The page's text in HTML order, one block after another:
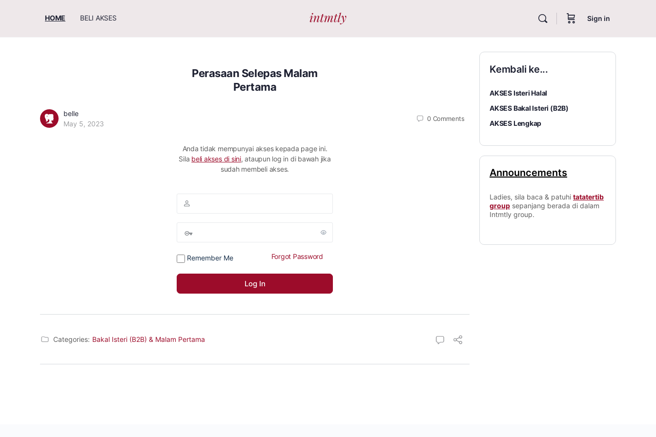
HOME BELI AKSES Sign in
Perasaan Selepas Malam
Pertama
belle
May 5, 2023
0 Comments
Anda tidak mempunyai akses kepada page ini.
Sila beli akses di sini, ataupun log in di bawah jika
sudah membeli akses.
Remember Me Forgot Password
Categories: Bakal Isteri (B2B) & Malam Pertama
Kembali ke...
AKSES Isteri Halal
AKSES Bakal Isteri (B2B)
AKSES Lengkap
Announcements
Ladies, sila baca & patuhi tatatertib
group sepanjang berada di dalam
Intmtly group.